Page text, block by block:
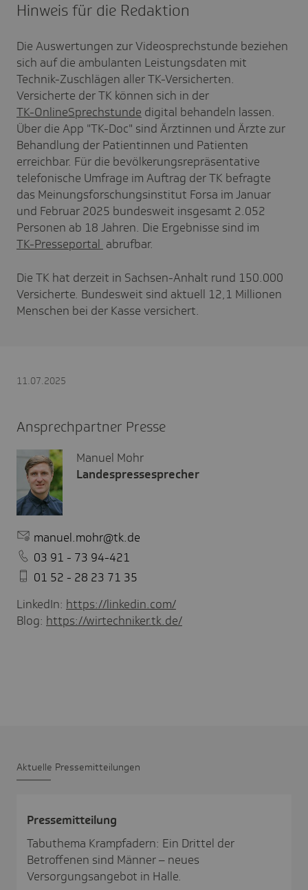
Hinweis für die Redaktion
Die Auswertungen zur Videosprechstunde beziehen
sich auf die ambulanten Leistungsdaten mit
Technik-Zuschlägen aller TK-Versicherten.
Versicherte der TK können sich in der
TK-OnlineSprechstunde digital behandeln lassen.
Über die App "TK-Doc" sind Ärztinnen und Ärzte zur
Behandlung der Patientinnen und Patienten
erreichbar. Für die bevölkerungsrepräsentative
telefonische Umfrage im Auftrag der TK befragte
das Meinungsforschungsinstitut Forsa im Januar
und Februar 2025 bundesweit insgesamt 2.052
Personen ab 18 Jahren. Die Ergebnisse sind im
TK-Presseportal abrufbar.
Die TK hat derzeit in Sachsen-Anhalt rund 150.000
Versicherte. Bundesweit sind aktuell 12,1 Millionen
Menschen bei der Kasse versichert.
11.07.2025
Ansprechpartner Presse
Manuel Mohr
Landespressesprecher
manuel.mohr@tk.de
03 91 - 73 94-421
01 52 - 28 23 71 35
LinkedIn: https://linkedin.com/
Blog: https://wirtechniker.tk.de/
Aktu­elle Pres­se­mit­tei­lungen
Pres­se­mit­tei­lung
Tabuthema Krampfadern: Ein Drittel der
Betroffenen sind Männer – neues
Versorgungsangebot in Halle.